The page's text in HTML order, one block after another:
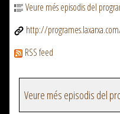
Veure més episodis del
http://
RSS feed